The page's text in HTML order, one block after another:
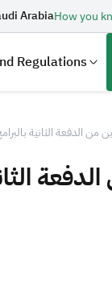
ArabiaHow you
Regulations
من الدفعة الثانية